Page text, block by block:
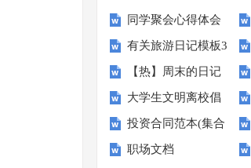
同学聚会心得体会
有关旅游日记模板3
篇
【热】周末的日记
大学生文明离校倡
议书范文汇编六篇
投资合同范本(集合
15篇)
职场文档